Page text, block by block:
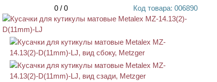
0 / 0 Код товара: 006890